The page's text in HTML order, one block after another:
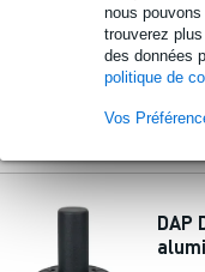
nous
trouverez
des données
politique de
Vos
DAP